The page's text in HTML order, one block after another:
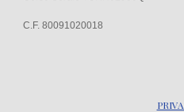
C.F. 80091020018